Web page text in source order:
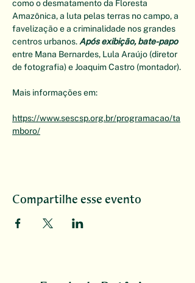
como o desmatamento da Floresta
Amazônica, a luta pelas terras no campo, a
favelização e a criminalidade nos grandes
centros urbanos. Após exibição, bate-papo
entre Mana Bernardes, Lula Araújo (diretor
de fotografia) e Joaquim Castro (montador).
Mais informações em:
https://www.sescsp.org.br/programacao/ta
mboro/
Compartilhe esse evento